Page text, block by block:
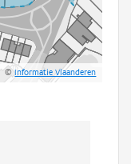
©Informatie Vlaanderen